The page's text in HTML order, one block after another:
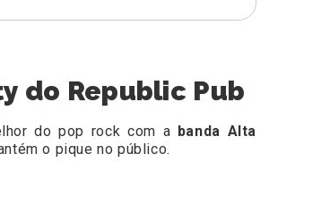
do Republic Pub
do pop rock com a banda Alta
o pique no público.